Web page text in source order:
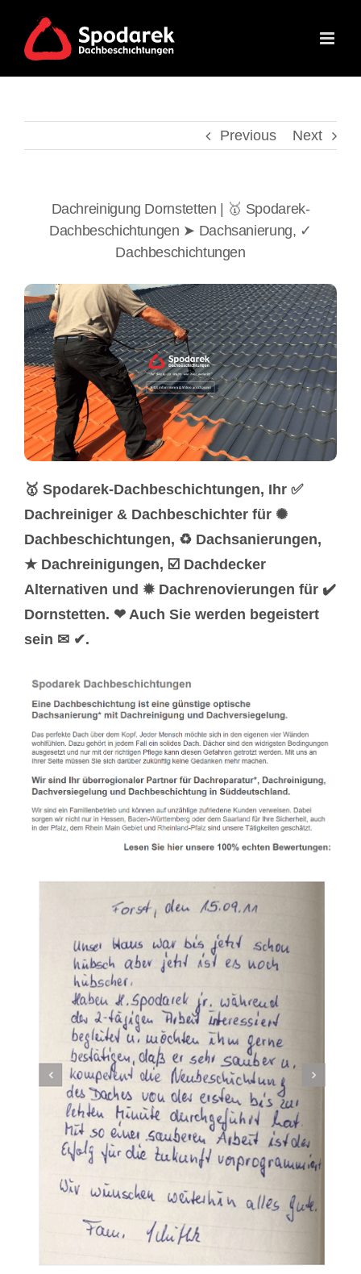
content
Previous Next
Dachreinigung Dornstetten | 🥇 Spodarek-
Dachbeschichtungen ➤ Dachsanierung, ✓
Dachbeschichtungen
🥇 Spodarek-Dachbeschichtungen, Ihr ✅
Dachreiniger & Dachbeschichter für ✺
Dachbeschichtungen, ♻ Dachsanierungen,
★ Dachreinigungen, ☑️ Dachdecker
Alternativen und ✹ Dachrenovierungen für ✔️
Dornstetten. ❤ Auch Sie werden begeistert
sein ✉ ✔.